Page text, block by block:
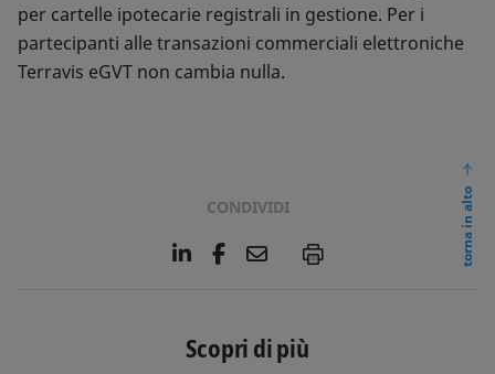
per cartelle ipotecarie registrali in gestione. Per i
partecipanti alle transazioni commerciali elettroniche
Terravis eGVT non cambia nulla.
CONDIVIDI
L
e
d
F
o
E
l
P
torna in alto
Scopri di più